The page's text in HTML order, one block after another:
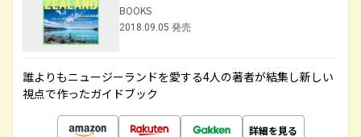
BOOKS
2018.09.05 発売
誰よりもニュージーランドを愛する4人の著者が結集し新しい
視点で作ったガイドブック
詳細を見る